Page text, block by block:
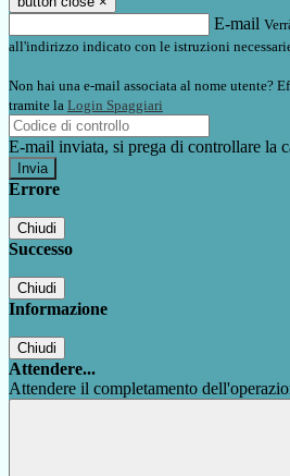
E-mail
all'indirizzo indicato con le istruzioni
Non hai una e-mail associata al nome utente?
tramite la Login Spaggiari
E-mail inviata, si prega di controllare la
Errore
Chiudi
Successo
Chiudi
Informazione
Chiudi
Attendere...
Attendere il completamento